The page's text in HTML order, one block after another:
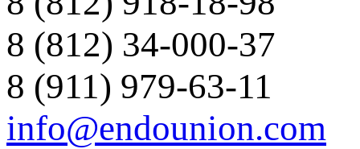
8 (812) 34-000-37
8 (911) 979-63-11
info@endounion.com